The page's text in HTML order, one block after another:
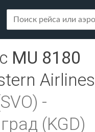
MU 8180
Airlines
-
(KGD)